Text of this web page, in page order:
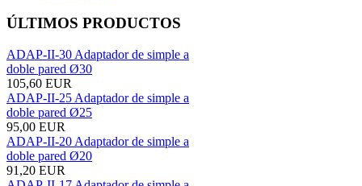
ÚLTIMOS PRODUCTOS
ADAP-II-30 Adaptador de simple a
doble pared Ø30
105,60 EUR
ADAP-II-25 Adaptador de simple a
doble pared Ø25
95,00 EUR
ADAP-II-20 Adaptador de simple a
doble pared Ø20
91,20 EUR